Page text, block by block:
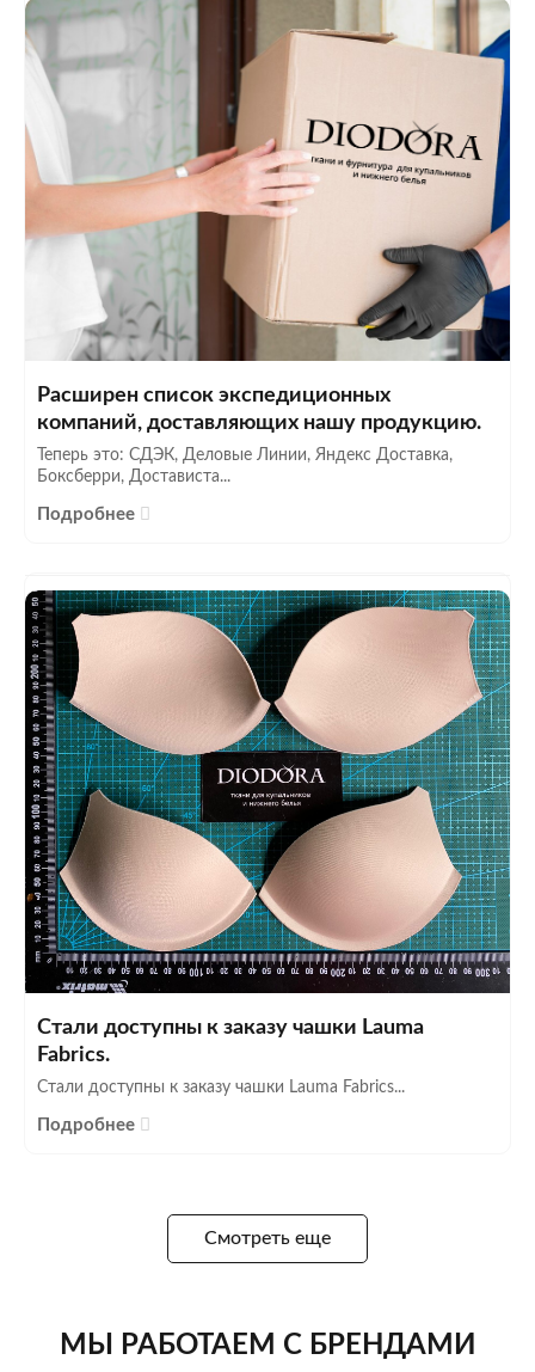
Расширен список экспедиционных
компаний, доставляющих нашу продукцию.
Теперь это: СДЭК, Деловые Линии, Яндекс Доставка,
Боксберри, Достависта...
Подробнее
Стали доступны к заказу чашки Lauma
Fabrics.
Стали доступны к заказу чашки Lauma Fabrics...
Подробнее
Смотреть еще
МЫ РАБОТАЕМ С БРЕНДАМИ